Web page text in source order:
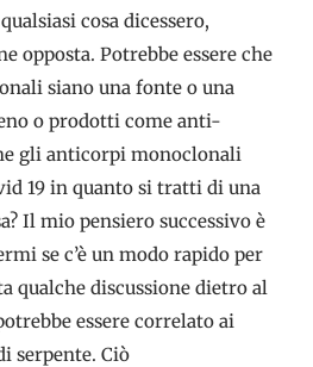
cosa dicessero,
opposta. Potrebbe essere che
siano una fonte o una
o prodotti come anti-
gli anticorpi monoclonali
19 in quanto si tratti di una
Il mio pensiero successivo è
se c’è un modo rapido per
qualche discussione dietro al
essere correlato ai
serpente. Ciò